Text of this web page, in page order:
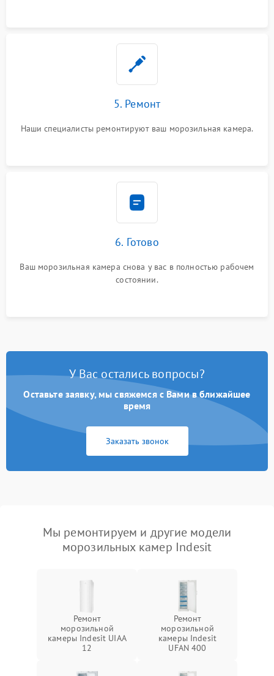
5. Ремонт
Наши специалисты ремонтируют ваш морозильная камера.
6. Готово
Ваш морозильная камера снова у вас в полностью рабочем
состоянии.
У Вас остались вопросы?
Оставьте заявку, мы свяжемся с Вами в ближайшее
время
Заказать звонок
Мы ремонтируем и другие модели
морозильных камер Indesit
Ремонт
морозильной
камеры Indesit UIAA
12
Ремонт
морозильной
камеры Indesit
UFAN 400